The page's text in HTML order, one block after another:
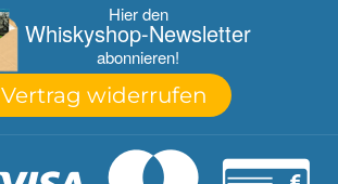
Hier den
Whisky­shop-Newsletter
abonnieren!
Vertrag widerrufen